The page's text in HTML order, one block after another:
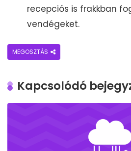
recepciós is frakkban
vendégeket.
MEGOSZTÁS
Kapcsolódó